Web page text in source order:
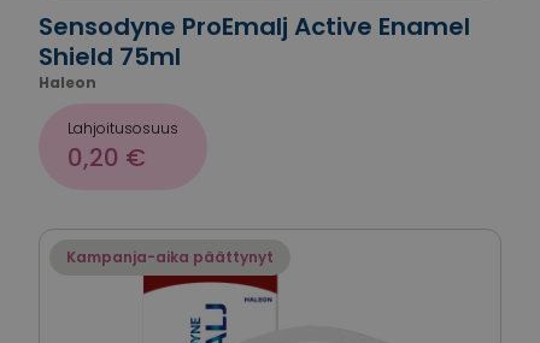
Sensodyne ProEmalj Active Enamel
Shield 75ml
Haleon
Lahjoitusosuus
0,20 €
Kampanja-aika päättynyt